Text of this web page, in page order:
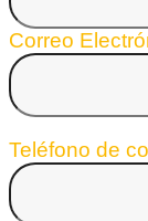
Correo
Teléfono de